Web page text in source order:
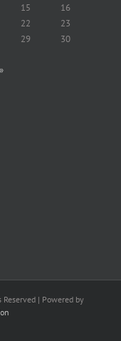
15
16
22
23
29
30
| Powered by